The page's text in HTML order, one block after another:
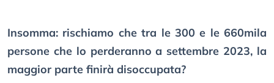
Insomma: rischiamo che tra le 300 e le 660mila
persone che lo perderanno a settembre 2023, la
maggior parte finirà disoccupata?